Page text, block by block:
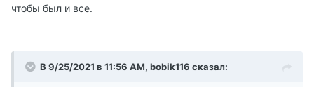
чтобы был и все.
В 9/25/2021 в 11:56 AM, bobik116 сказал: